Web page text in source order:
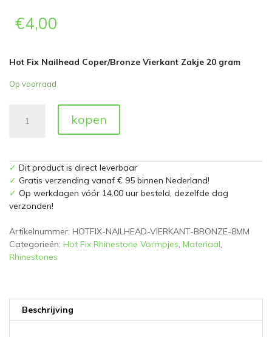
€4,00
Hot Fix Nailhead Coper/Bronze Vierkant Zakje 20 gram
Op voorraad
Vierkant
8mm
Zakje
20
gram
kopen
✓ Dit product is direct leverbaar
✓ Gratis verzending vanaf € 95 binnen Nederland!
✓ Op werkdagen vóór 14.00 uur besteld, dezelfde dag
verzonden!
Artikelnummer: HOTFIX-NAILHEAD-VIERKANT-BRONZE-8MM
Categorieën: Hot Fix Rhinestone Vormpjes, Materiaal,
Rhinestones
Beschrijving